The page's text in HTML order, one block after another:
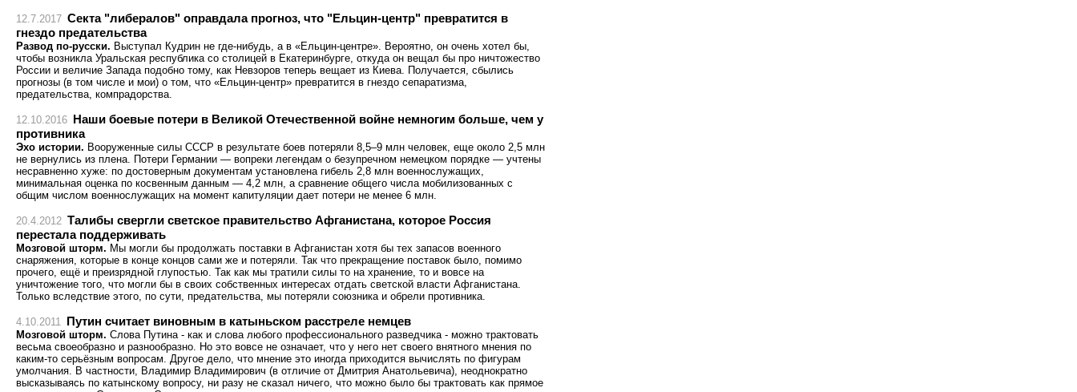
12.7.2017 Секта "либералов" оправдала прогноз, что "Ельцин-центр" превратится в
гнездо предательства
Развод по-русски. Выступал Кудрин не где-нибудь, а в «Ельцин-центре». Вероятно, он очень хотел бы,
чтобы возникла Уральская республика со столицей в Екатеринбурге, откуда он вещал бы про ничтожество
России и величие Запада подобно тому, как Невзоров теперь вещает из Киева. Получается, сбылись
прогнозы (в том числе и мои) о том, что «Ельцин-центр» превратится в гнездо сепаратизма,
предательства, компрадорства.
12.10.2016 Наши боевые потери в Великой Отечественной войне немногим больше, чем у
противника
Эхо истории. Вооруженные силы СССР в результате боев потеряли 8,5–9 млн человек, еще около 2,5 млн
не вернулись из плена. Потери Германии — вопреки легендам о безупречном немецком порядке — учтены
несравненно хуже: по достоверным документам установлена гибель 2,8 млн военнослужащих,
минимальная оценка по косвенным данным — 4,2 млн, а сравнение общего числа мобилизованных с
общим числом военнослужащих на момент капитуляции дает потери не менее 6 млн.
20.4.2012 Талибы свергли светское правительство Афганистана, которое Россия
перестала поддерживать
Мозговой шторм. Мы могли бы продолжать поставки в Афганистан хотя бы тех запасов военного
снаряжения, которые в конце концов сами же и потеряли. Так что прекращение поставок было, помимо
прочего, ещё и преизрядной глупостью. Так как мы тратили силы то на хранение, то и вовсе на
уничтожение того, что могли бы в своих собственных интересах отдать светской власти Афганистана.
Только вследствие этого, по сути, предательства, мы потеряли союзника и обрели противника.
4.10.2011 Путин считает виновным в катыньском расстреле немцев
Мозговой шторм. Слова Путина - как и слова любого профессионального разведчика - можно трактовать
весьма своеобразно и разнообразно. Но это вовсе не означает, что у него нет своего внятного мнения по
каким-то серьёзным вопросам. Другое дело, что мнение это иногда приходится вычислять по фигурам
умолчания. В частности, Владимир Владимирович (в отличие от Дмитрия Анатольевича), неоднократно
высказываясь по катынскому вопросу, ни разу не сказал ничего, что можно было бы трактовать как прямое